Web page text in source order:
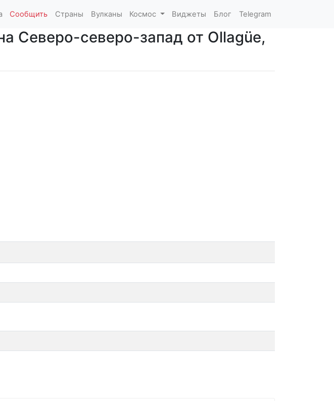
Сообщить Страны Вулканы Космос Виджеты Блог Telegram
Северо-северо-запад от Ollagüe,